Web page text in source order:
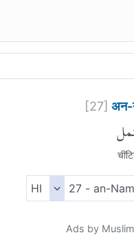
[27] अन-
Ads by